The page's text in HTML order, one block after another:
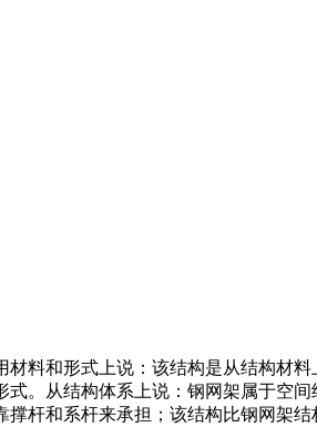
料和形式上说：该结构是从结构材料
。从结构体系上说：钢网架属于空
杆和系杆来承担；该结构比钢网架